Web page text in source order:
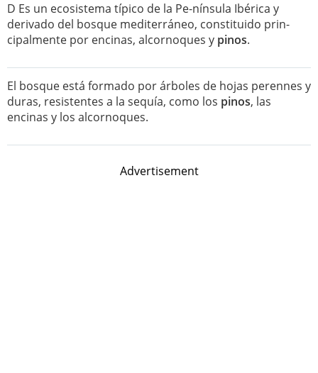
D Es un ecosistema típico de la Pe-nínsula Ibérica y
derivado del bosque mediterráneo, constituido prin-
cipalmente por encinas, alcornoques y pinos.
El bosque está formado por árboles de hojas perennes y
duras, resistentes a la sequía, como los pinos, las
encinas y los alcornoques.
Advertisement